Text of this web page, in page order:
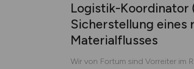
Logistik-Koordinator
Sicherstellung eines
Materialflusses
Wir von Fortum sind Vorreiter im